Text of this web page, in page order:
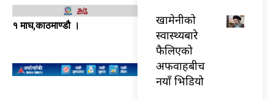
१ माघ,काठमाण्डौ ।
खामेनीको
स्वास्थ्यबारे
फैलिएको
अफवाहबीच
नयाँ भिडियो